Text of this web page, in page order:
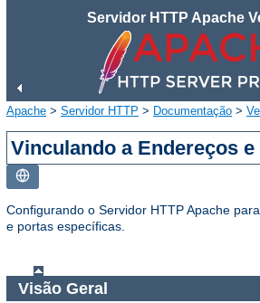
Servidor HTTP Apache
Apache > Servidor HTTP > Documentação >
Vinculando a Endereços
Configurando o Servidor HTTP Apache
e portas específicas.
Visão Geral